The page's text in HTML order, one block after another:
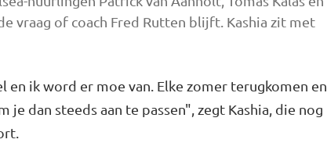
vraag of coach Fred Rutten blijft. Kashia zit met
en ik word er moe van. Elke zomer terugkomen en
dan steeds aan te passen", zegt Kashia, die nog